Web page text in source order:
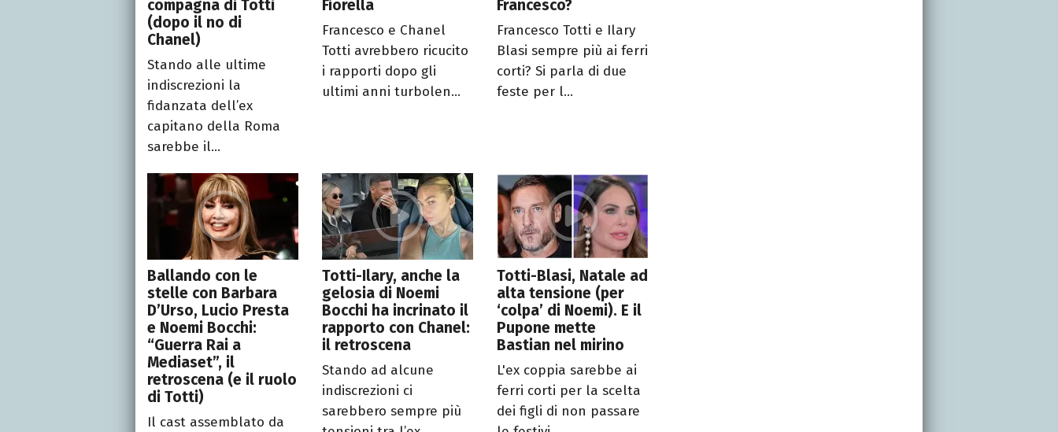
compagna di Totti
(dopo il no di
Chanel)
Stando alle ultime
indiscrezioni la
fidanzata dell’ex
capitano della Roma
sarebbe il...
Fiorella
Francesco e Chanel
Totti avrebbero ricucito
i rapporti dopo gli
ultimi anni turbolen...
Francesco?
Francesco Totti e Ilary
Blasi sempre più ai ferri
corti? Si parla di due
feste per l...
Ballando con le
stelle con Barbara
D’Urso, Lucio Presta
e Noemi Bocchi:
“Guerra Rai a
Mediaset”, il
retroscena (e il ruolo
di Totti)
Il cast assemblato da
Totti-Ilary, anche la
gelosia di Noemi
Bocchi ha incrinato il
rapporto con Chanel:
il retroscena
Stando ad alcune
indiscrezioni ci
sarebbero sempre più
Totti-Blasi, Natale ad
alta tensione (per
‘colpa’ di Noemi). E il
Pupone mette
Bastian nel mirino
L'ex coppia sarebbe ai
ferri corti per la scelta
dei figli di non passare